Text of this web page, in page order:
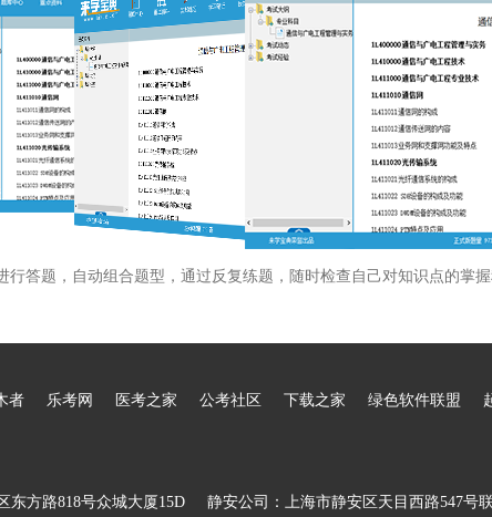
行答题，自动组合题型，通过反复练题，随时检查自己对知识点的掌
者 乐考网 医考之家 公考社区 下载之家 绿色软件联盟
东方路818号众城大厦15D 静安公司：上海市静安区天目西路547号